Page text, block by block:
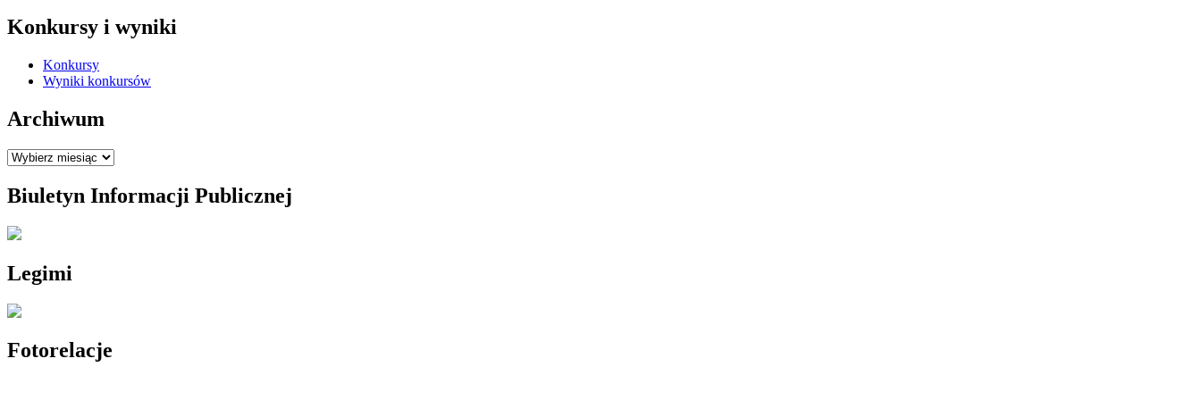
Konkursy i wyniki
Konkursy
Wyniki konkursów
Archiwum
Archiwum
Biuletyn Informacji Publicznej
Legimi
Fotorelacje